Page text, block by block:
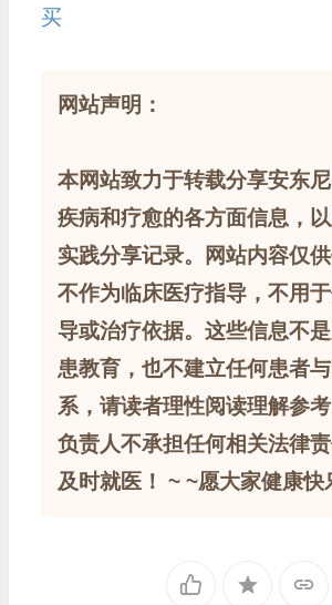
买
网站声明：
本网站致力于转载分享安东
疾病和疗愈的各方面信息，
实践分享记录。网站内容仅供
不作为临床医疗指导，不用
导或治疗依据。这些信息不
患教育，也不建立任何患者
系，请读者理性阅读理解参
负责人不承担任何相关法律
及时就医！ ~ ~愿大家健康快